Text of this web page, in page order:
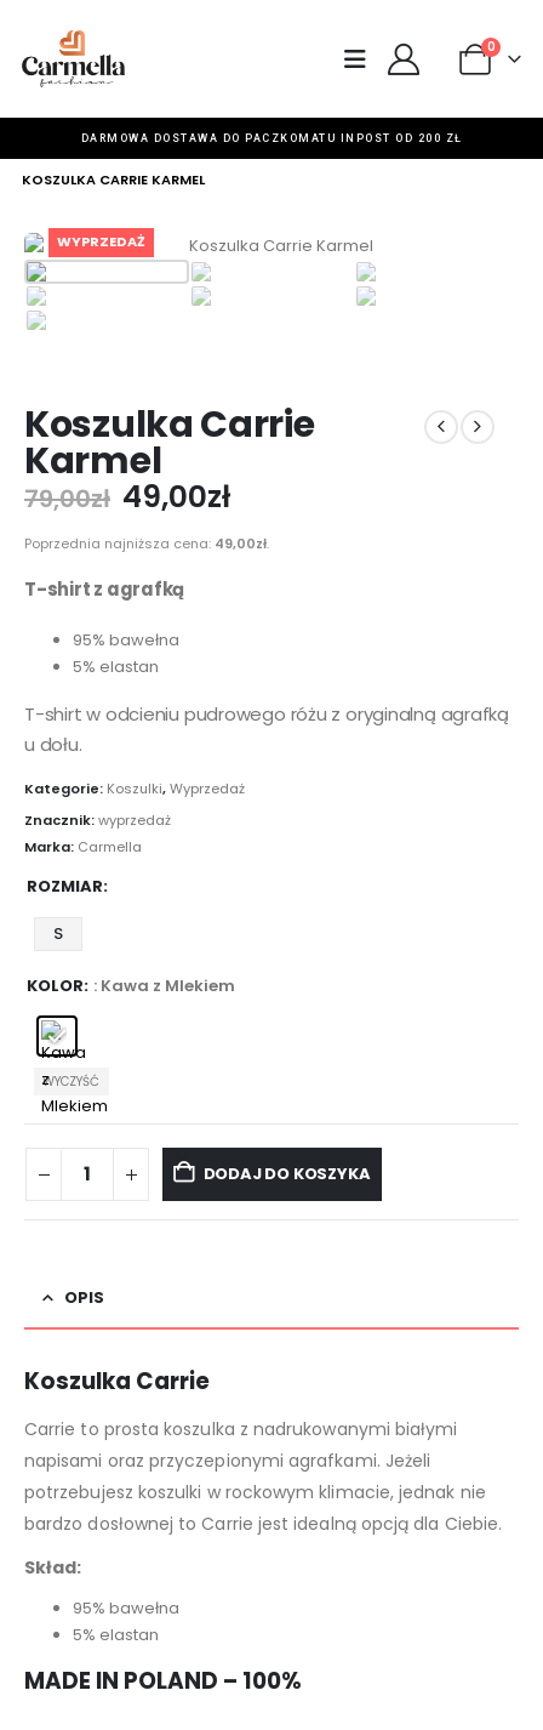
DARMOWA DOSTAWA DO PACZKOMATU INPOST OD 200 ZŁ
0
KOSZULKA CARRIE KARMEL
WYPRZEDAŻ
Koszulka Carrie
Karmel
79,00zł 49,00zł
Poprzednia najniższa cena: 49,00zł.
T-shirt z agrafką
95% bawełna
5% elastan
T-shirt w odcieniu pudrowego różu z oryginalną agrafką
u dołu.
Kategorie: Koszulki,Wyprzedaż
Znacznik:wyprzedaż
Marka: Carmella
ROZMIAR
S
KOLOR : Kawa z Mlekiem
WYCZYŚĆ
DODAJ DO KOSZYKA
OPIS
Koszulka Carrie
Carrie to prosta koszulka z nadrukowanymi białymi
napisami oraz przyczepionymi agrafkami. Jeżeli
potrzebujesz koszulki w rockowym klimacie, jednak nie
bardzo dosłownej to Carrie jest idealną opcją dla Ciebie.
Skład:
95% bawełna
5% elastan
MADE IN POLAND – 100%